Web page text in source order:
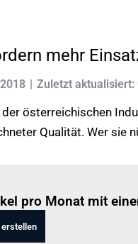
mehr
Zuletzt aktualisiert:
österreichischen
Qualität. Wer sie
pro Monat mit